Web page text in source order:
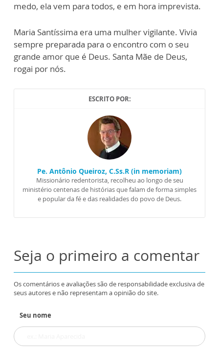
medo, ela vem para todos, e em hora imprevista.
Maria Santíssima era uma mulher vigilante. Vivia
sempre preparada para o encontro com o seu
grande amor que é Deus. Santa Mãe de Deus,
rogai por nós.
ESCRITO POR:
Pe. Antônio Queiroz, C.Ss.R (in memoriam)
Missionário redentorista, recolheu ao longo de seu
ministério centenas de histórias que falam de forma simples
e popular da fé e das realidades do povo de Deus.
Seja o primeiro a comentar
Os comentários e avaliações são de responsabilidade exclusiva de
seus autores e não representam a opinião do site.
Seu nome